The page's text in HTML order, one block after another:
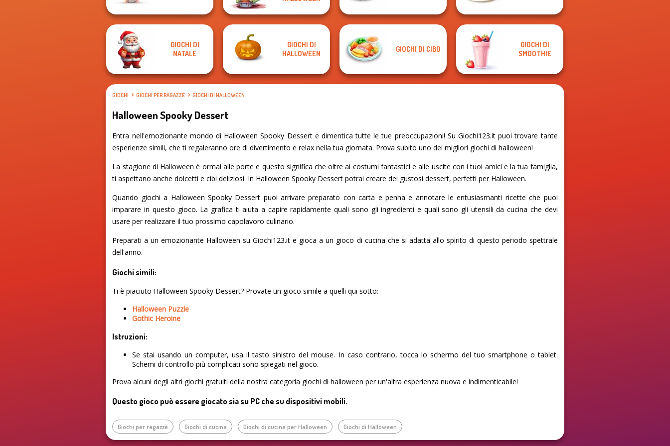
GIOCHI DI
NATALE
GIOCHI DI
HALLOWEEN
GIOCHI DI CIBO
GIOCHI DI
SMOOTHIE
GIOCHI GIOCHI PER RAGAZZE GIOCHI DI HALLOWEEN
Halloween Spooky Dessert
Entra nell'emozionante mondo di Halloween Spooky Dessert e dimentica tutte le tue preoccupazioni! Su Giochi123.it puoi trovare tante
esperienze simili, che ti regaleranno ore di divertimento e relax nella tua giornata. Prova subito uno dei migliori giochi di halloween!
La stagione di Halloween è ormai alle porte e questo significa che oltre ai costumi fantastici e alle uscite con i tuoi amici e la tua famiglia,
ti aspettano anche dolcetti e cibi deliziosi. In Halloween Spooky Dessert potrai creare dei gustosi dessert, perfetti per Halloween.
Quando giochi a Halloween Spooky Dessert puoi arrivare preparato con carta e penna e annotare le entusiasmanti ricette che puoi
imparare in questo gioco. La grafica ti aiuta a capire rapidamente quali sono gli ingredienti e quali sono gli utensili da cucina che devi
usare per realizzare il tuo prossimo capolavoro culinario.
Preparati a un emozionante Halloween su Giochi123.it e gioca a un gioco di cucina che si adatta allo spirito di questo periodo spettrale
dell'anno.
Giochi simili:
Ti è piaciuto Halloween Spooky Dessert? Provate un gioco simile a quelli qui sotto:
Halloween Puzzle
Gothic Heroine
Istruzioni:
Se stai usando un computer, usa il tasto sinistro del mouse. In caso contrario, tocca lo schermo del tuo smartphone o tablet.
Schemi di controllo più complicati sono spiegati nel gioco.
Prova alcuni degli altri giochi gratuiti della nostra categoria giochi di halloween per un'altra esperienza nuova e indimenticabile!
Questo gioco può essere giocato sia su PC che su dispositivi mobili.
Giochi per ragazze Giochi di cucina Giochi di cucina per Halloween Giochi di Halloween